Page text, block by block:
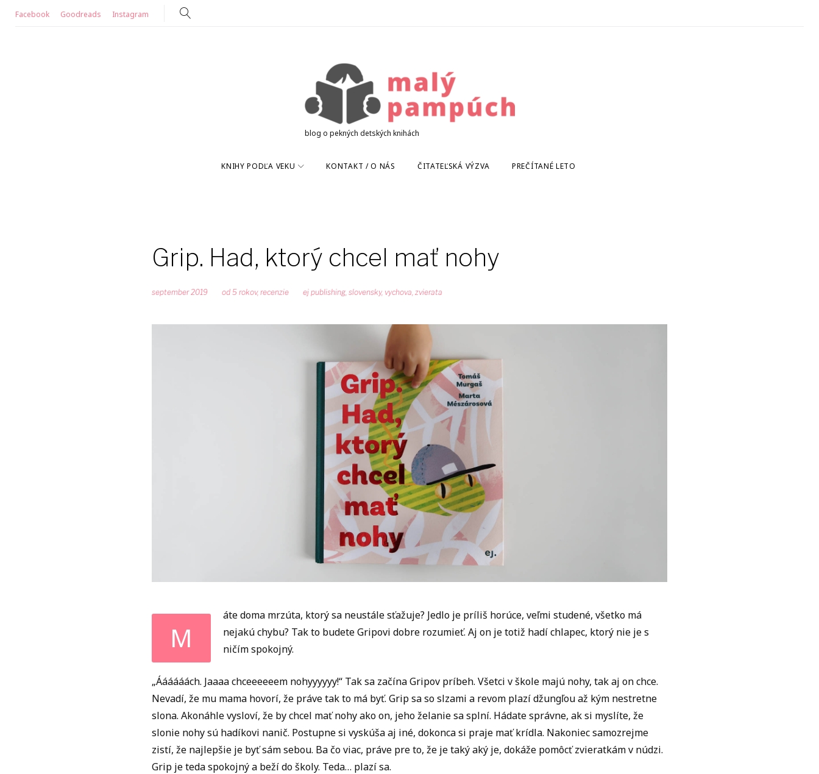
Facebook Goodreads Instagram
blog o pekných detských knihách
KNIHY PODĽA VEKU KONTAKT / O NÁS ČITATEĽSKÁ VÝZVA PREČÍTANÉ LETO
Grip. Had, ktorý chcel mať nohy
september 2019 od 5 rokov, recenzie ej publishing, slovensky, vychova, zvierata
M
áte doma mrzúta, ktorý sa neustále sťažuje? Jedlo je príliš horúce, veľmi studené, všetko má
nejakú chybu? Tak to budete Gripovi dobre rozumieť. Aj on je totiž hadí chlapec, ktorý nie je s
ničím spokojný.
„Áááááách. Jaaaa chceeeeeem nohyyyyyy!“ Tak sa začína Gripov príbeh. Všetci v škole majú nohy, tak aj on chce.
Nevadí, že mu mama hovorí, že práve tak to má byť. Grip sa so slzami a revom plazí džungľou až kým nestretne
slona. Akonáhle vysloví, že by chcel mať nohy ako on, jeho želanie sa splní. Hádate správne, ak si myslíte, že
slonie nohy sú hadíkovi nanič. Postupne si vyskúša aj iné, dokonca si praje mať krídla. Nakoniec samozrejme
zistí, že najlepšie je byť sám sebou. Ba čo viac, práve pre to, že je taký aký je, dokáže pomôcť zvieratkám v núdzi.
Grip je teda spokojný a beží do školy. Teda… plazí sa.